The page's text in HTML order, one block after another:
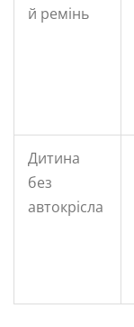
й ремінь
Дитина
без
автокрісла